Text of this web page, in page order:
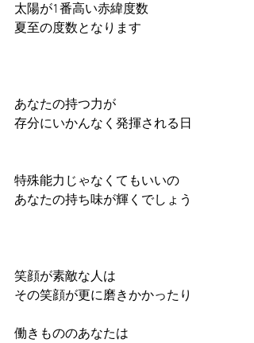
太陽が1番高い赤緯度数
夏至の度数となります
あなたの持つ力が
存分にいかんなく発揮される日
特殊能力じゃなくてもいいの
あなたの持ち味が輝くでしょう
笑顔が素敵な人は
その笑顔が更に磨きかかったり
働きもののあなたは